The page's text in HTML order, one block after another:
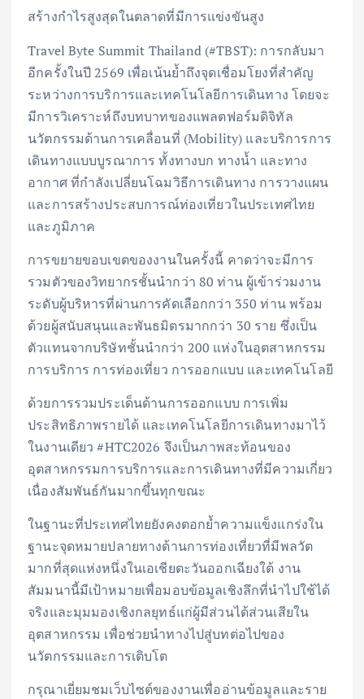
สร้างกำไรสูงสุดในตลาดที่มีการแข่งขันสูง
Travel Byte Summit Thailand (#TBST): การกลับมา
อีกครั้งในปี 2569 เพื่อเน้นย้ำถึงจุดเชื่อมโยงที่สำคัญ
ระหว่างการบริการและเทคโนโลยีการเดินทาง โดยจะ
มีการวิเคราะห์ถึงบทบาทของแพลตฟอร์มดิจิทัล
นวัตกรรมด้านการเคลื่อนที่ (Mobility) และบริการการ
เดินทางแบบบูรณาการ ทั้งทางบก ทางน้ำ และทาง
อากาศ ที่กำลังเปลี่ยนโฉมวิธีการเดินทาง การวางแผน
และการสร้างประสบการณ์ท่องเที่ยวในประเทศไทย
และภูมิภาค
การขยายขอบเขตของงานในครั้งนี้ คาดว่าจะมีการ
รวมตัวของวิทยากรชั้นนำกว่า 80 ท่าน ผู้เข้าร่วมงาน
ระดับผู้บริหารที่ผ่านการคัดเลือกกว่า 350 ท่าน พร้อม
ด้วยผู้สนับสนุนและพันธมิตรมากกว่า 30 ราย ซึ่งเป็น
ตัวแทนจากบริษัทชั้นนำกว่า 200 แห่งในอุตสาหกรรม
การบริการ การท่องเที่ยว การออกแบบ และเทคโนโลยี
ด้วยการรวมประเด็นด้านการออกแบบ การเพิ่ม
ประสิทธิภาพรายได้ และเทคโนโลยีการเดินทางมาไว้
ในงานเดียว #HTC2026 จึงเป็นภาพสะท้อนของ
อุตสาหกรรมการบริการและการเดินทางที่มีความเกี่ยว
เนื่องสัมพันธ์กันมากขึ้นทุกขณะ
ในฐานะที่ประเทศไทยยังคงตอกย้ำความแข็งแกร่งใน
ฐานะจุดหมายปลายทางด้านการท่องเที่ยวที่มีพลวัต
มากที่สุดแห่งหนึ่งในเอเชียตะวันออกเฉียงใต้ งาน
สัมมนานี้มีเป้าหมายเพื่อมอบข้อมูลเชิงลึกที่นำไปใช้ได้
จริงและมุมมองเชิงกลยุทธ์แก่ผู้มีส่วนได้ส่วนเสียใน
อุตสาหกรรม เพื่อช่วยนำทางไปสู่บทต่อไปของ
นวัตกรรมและการเติบโต
กรุณาเยี่ยมชมเว็บไซต์ของงานเพื่ออ่านข้อมูลและราย